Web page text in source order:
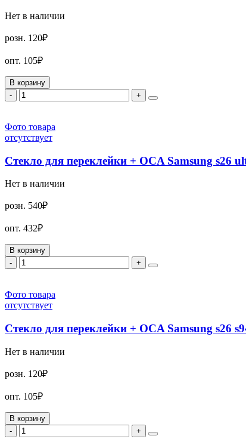
Нет в наличии
розн. 120₽
опт. 105₽
В корзину
-
+
Фото товара
отсутствует
Стекло для переклейки + OCA Samsung s26
Нет в наличии
розн. 540₽
опт. 432₽
В корзину
-
+
Фото товара
отсутствует
Стекло для переклейки + OCA Samsung s26
Нет в наличии
розн. 120₽
опт. 105₽
В корзину
-
+